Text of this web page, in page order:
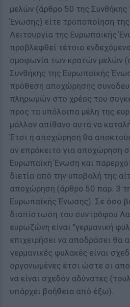
μελών (άρθρο 50 της Συνθήκης
Ένωσης) είτε τροποποίηση της
Λειτουργία της Ευρωπαϊκής
προβλεφθεί τέτοιο
ομοφωνία των κρατών μελών
Συνθήκης της Ευρωπαϊκής
πρόθεση αποχώρησης
πληρωμών στο χρέος του
προς τα υπόλοιπα μέλη της
μάλλον απίθανο αυτά να
Έτσι η αποχώρηση θα
αν επρόκειτο για αποχώρηση
Ευρωπαϊκή Ένωση και
διετία από την υποβολή της
αποχώρηση (άρθρο 50 παρ. 3
Ευρωπαϊκής Ένωσης). Σε όσο
διαπίστωση του συντρόφου
ευρωζώνη είναι "γερμανική
επιχειρήσει να αποδράσει θα
γερμανικές φυλακές είναι
οργανωμένες έτσι ώστε οι
να είναι σχεδόν αδύνατες
υπάρχει βοήθεια από έξω).